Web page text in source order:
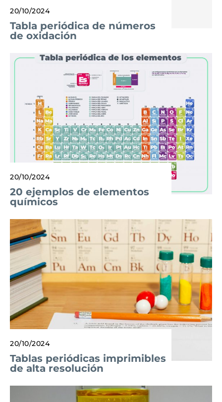
20/10/2024
Tabla periódica de números
de oxidación
20/10/2024
20 ejemplos de elementos
químicos
20/10/2024
Tablas periódicas imprimibles
de alta resolución